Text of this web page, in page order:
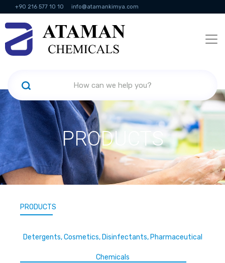
+90 216 577 10 10 info@atamankimya.com
KVKK Politikası Information Society Services
PRODUCTS
PRODUCTS
Detergents, Cosmetics, Disinfectants, Pharmaceutical
Chemicals